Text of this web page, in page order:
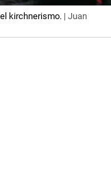
kirchnerismo. | Juan